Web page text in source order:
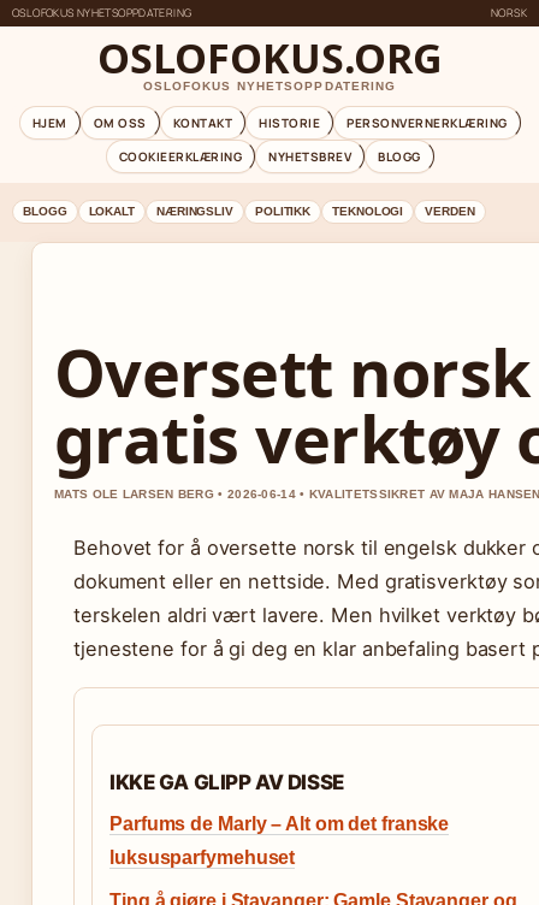
OSLOFOKUS NYHETSOPPDATERING NORSK
OSLOFOKUS.ORG
OSLOFOKUS NYHETSOPPDATERING
HJEM OM OSS KONTAKT HISTORIE
PERSONVERNERKLÆRING
COOKIEERKLÆRING
NYHETSBREV BLOGG
BLOGG LOKALT NÆRINGSLIV POLITIKK TEKNOLOGI VERDEN
Oversett
gratis verktøy
MATS OLE LARSEN BERG • 2026-06-14 • KVALITETSSIKRET AV MAJA
Behovet for å oversette norsk til engelsk
dokument eller en nettside. Med gratisverktøy
terskelen aldri vært lavere. Men hvilket verktøy
tjenestene for å gi deg en klar anbefaling
IKKE GA GLIPP AV DISSE
Parfums de Marly – Alt om det franske
luksusparfymehuset
Ting å gjøre i Stavanger: Gamle Stavanger og